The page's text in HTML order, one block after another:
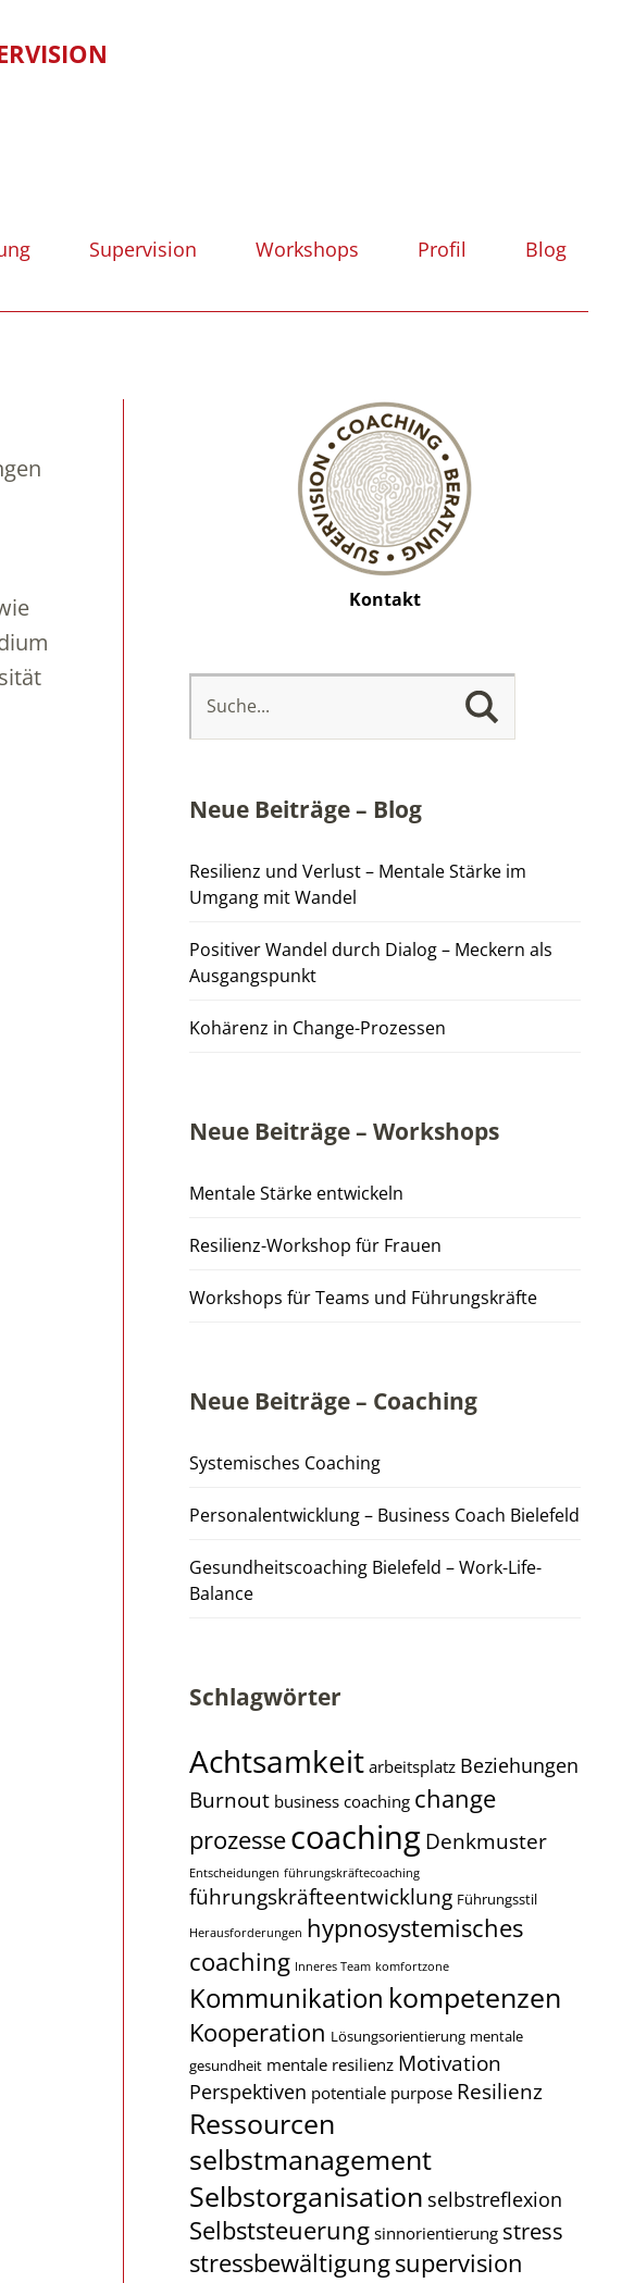
Supervision Workshops Profil Blog
Kontakt
Neue Beiträge – Blog
Resilienz und Verlust – Mentale Stärke im
Umgang mit Wandel
Positiver Wandel durch Dialog – Meckern als
Ausgangspunkt
Kohärenz in Change-Prozessen
Neue Beiträge – Workshops
Mentale Stärke entwickeln
Resilienz-Workshop für Frauen
Workshops für Teams und Führungskräfte
Neue Beiträge – Coaching
Systemisches Coaching
Personalentwicklung – Business Coach Bielefeld
Gesundheitscoaching Bielefeld – Work-Life-
Balance
Schlagwörter
Achtsamkeit arbeitsplatz Beziehungen
Burnout business coaching change
prozessecoaching Denkmuster
Entscheidungen führungskräftecoaching
führungskräfteentwicklung Führungsstil
Herausforderungen hypnosystemisches
coaching Inneres Team komfortzone
Kommunikation kompetenzen
Kooperation Lösungsorientierung mentale
gesundheit mentale resilienz Motivation
Perspektiven potentiale purpose Resilienz
Ressourcen
selbstmanagement
Selbstorganisation selbstreflexion
Selbststeuerung sinnorientierung stress
stressbewältigungsupervision